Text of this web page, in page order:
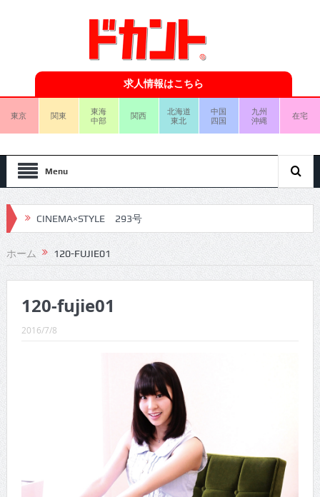
求人情報はこちら
東京 関東
東海
中部
関西
北海道
東北
中国
四国
九州
沖縄
在宅
Menu
CINEMA×STYLE 293号
CINEMA×STYLE 292号
CINEMA×STYLE 291号
CINEMA×STYLE 290号
CINEMA×STYLE 289号
CINEMA×STYLE 287号
CINEMA×STYLE 286号
CINEMA×STYLE 285号
CINEMA×STYLE 294号
ホーム 120-FUJIE01
120-fujie01
2016/7/8